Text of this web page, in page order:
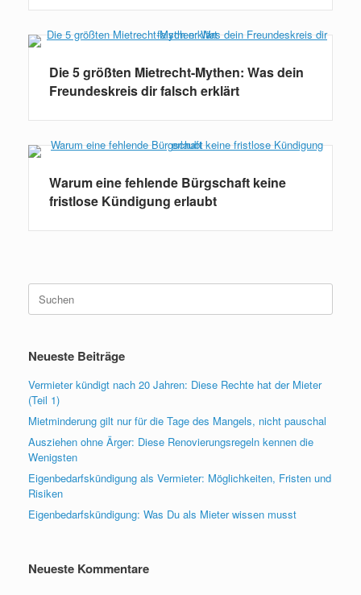
Die 5 größten Mietrecht-Mythen: Was dein
Freundeskreis dir falsch erklärt
Warum eine fehlende Bürgschaft keine
fristlose Kündigung erlaubt
Suchen
nach:
Neueste Beiträge
Vermieter kündigt nach 20 Jahren: Diese Rechte hat der Mieter
(Teil 1)
Mietminderung gilt nur für die Tage des Mangels, nicht pauschal
Ausziehen ohne Ärger: Diese Renovierungsregeln kennen die
Wenigsten
Eigenbedarfskündigung als Vermieter: Möglichkeiten, Fristen und
Risiken
Eigenbedarfskündigung: Was Du als Mieter wissen musst
Neueste Kommentare